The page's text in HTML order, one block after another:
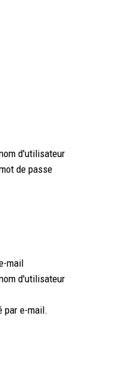
d'utilisateur
de passe
mail
d'utilisateur
par e-mail.